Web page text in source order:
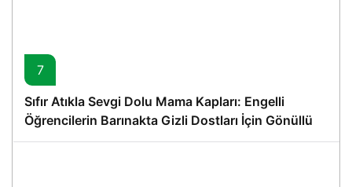
7
Sıfır Atıkla Sevgi Dolu Mama Kapları: Engelli
Öğrencilerin Barınakta Gizli Dostları İçin Gönüllü
Proje